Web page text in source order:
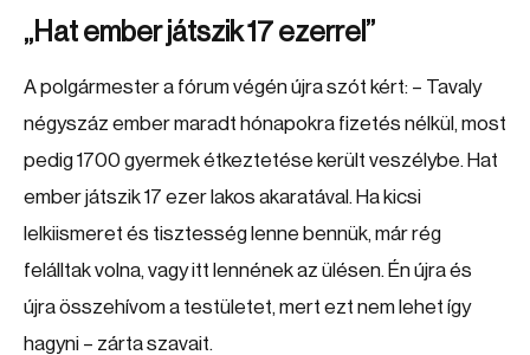
„Hat ember játszik 17 ezerrel”
A polgármester a fórum végén újra szót kért: – Tavaly
négyszáz ember maradt hónapokra fizetés nélkül, most
pedig 1700 gyermek étkeztetése került veszélybe. Hat
ember játszik 17 ezer lakos akaratával. Ha kicsi
lelkiismeret és tisztesség lenne bennük, már rég
felálltak volna, vagy itt lennének az ülésen. Én újra és
újra összehívom a testületet, mert ezt nem lehet így
hagyni – zárta szavait.